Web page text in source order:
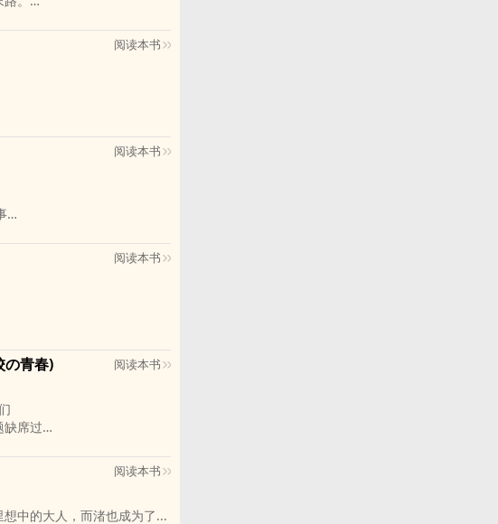
了顿。
！」
头。
。
哥吗？
此光明，
阅读本书
爱之人的地方；
，他最想回去的归处。
阅读本书
而放荡不羁的江湖女侠霍七
。
宝珠的江山打好，妹妹已有
以卸下帝位。
爱男也爱女的江湖海王。偏
翻墙。待李元瑛退位，她便说
，所以读过原文的同好，会
口的牵绊。
关头终于远去，霍七郎与李
子。
成什么模样。
阅读本书
の青春) 阅读本书
缺席过
参与
逃避与拒绝
阅读本书
中的大人，而渚也成为了...